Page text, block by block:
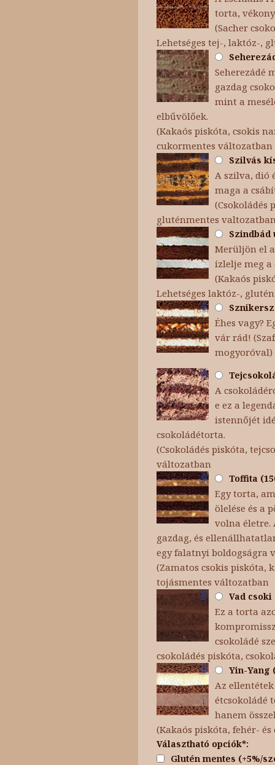
torta,
(Sacher
Lehetséges tej-, laktóz-,
Seherezádé
gazdag
mint a
elbűvölőek.
(Kakaós piskóta, csokis
cukormentes változatban
Szilvás
A szilva, dió
maga a
(Csokoládés
gluténmentes
Szindbád
Merüljön el
ízlelje meg a
(Kakaós
Lehetséges laktóz-,
Éhes vagy?
vár rád!
mogyoróval)
A
e ez a
istennőjét
csokoládétorta.
(Csokoládés piskóta,
változatban
Toffita
Egy torta,
ölelése és a
volna életre.
gazdag, és
egy falatnyi boldogságra
(Zamatos csokis piskóta,
tojásmentes változatban
Vad csoki
Ez a torta
csokoládé
csokoládés piskóta,
Yin-Yang
Az
étcsokoládé
hanem
(Kakaós piskóta, fehér-
Választható opciók*:
Glutén mentes (+5%/